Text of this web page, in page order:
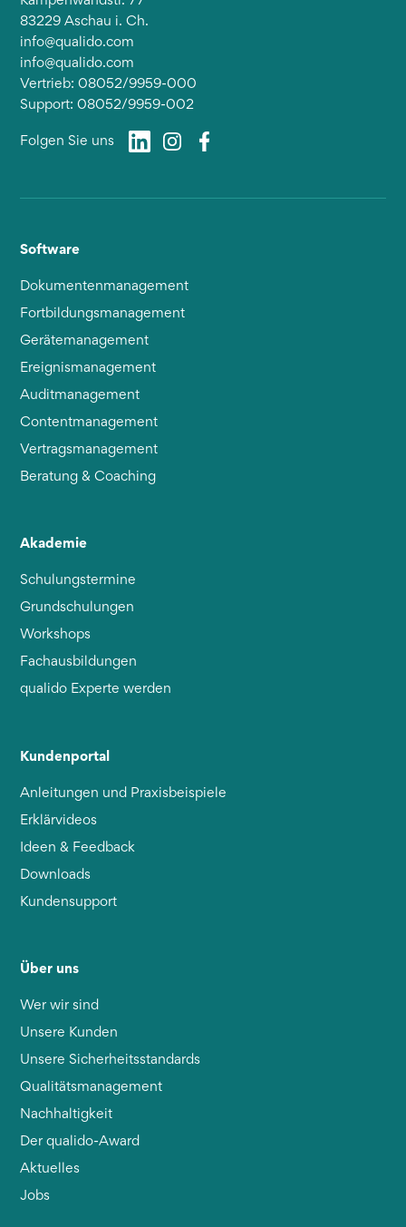
83229 Aschau i. Ch.
info@qualido.com
info@qualido.com
Vertrieb: 08052/9959-000
Support: 08052/9959-002
Folgen Sie uns
Software
Dokumentenmanagement
Fortbildungsmanagement
Gerätemanagement
Ereignismanagement
Auditmanagement
Contentmanagement
Vertragsmanagement
Beratung & Coaching
Akademie
Schulungstermine
Grundschulungen
Workshops
Fachausbildungen
qualido Experte werden
Kundenportal
Anleitungen und Praxisbeispiele
Erklärvideos
Ideen & Feedback
Downloads
Kundensupport
Über uns
Wer wir sind
Unsere Kunden
Unsere Sicherheitsstandards
Qualitätsmanagement
Nachhaltigkeit
Der qualido-Award
Aktuelles
Jobs